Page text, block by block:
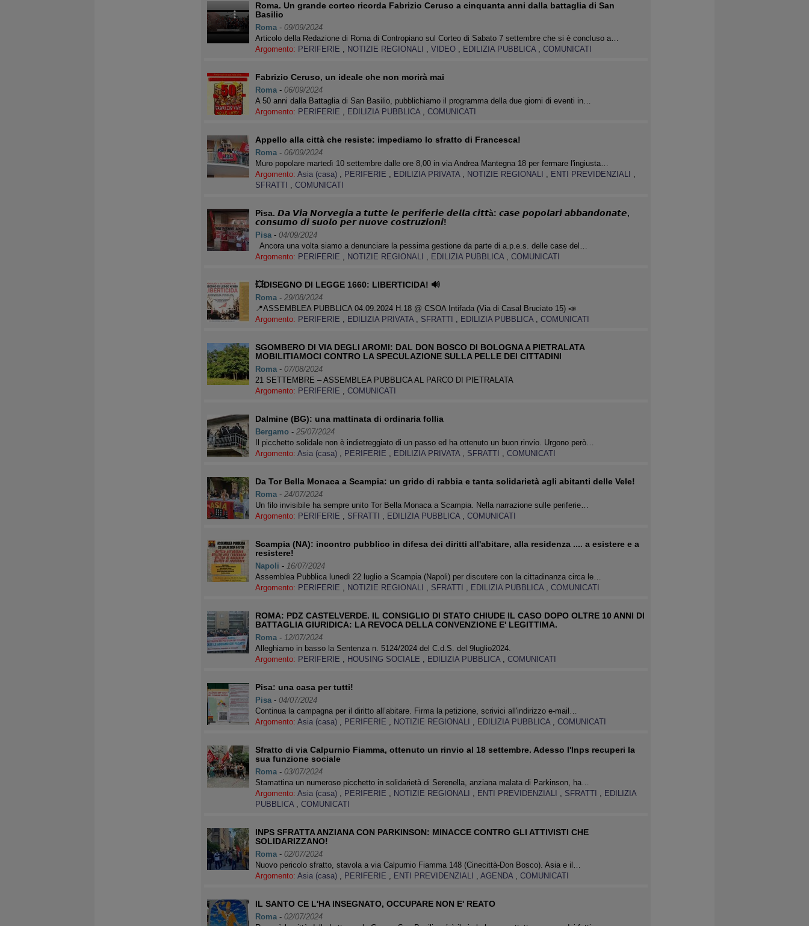
Roma. Un grande corteo ricorda Fabrizio Ceruso a cinquanta anni dalla battaglia di San
Basilio
Roma- 09/09/2024
Articolo della Redazione di Roma di Contropiano sul Corteo di Sabato 7 settembre che si è concluso a…
Argomento: PERIFERIE , NOTIZIE REGIONALI , VIDEO , EDILIZIA PUBBLICA , COMUNICATI
Fabrizio Ceruso, un ideale che non morirà mai
Roma- 06/09/2024
A 50 anni dalla Battaglia di San Basilio, pubblichiamo il programma della due giorni di eventi in…
Argomento: PERIFERIE , EDILIZIA PUBBLICA , COMUNICATI
Appello alla città che resiste: impediamo lo sfratto di Francesca!
Roma- 06/09/2024
Muro popolare martedì 10 settembre dalle ore 8,00 in via Andrea Mantegna 18 per fermare l'ingiusta…
Argomento: Asia (casa) , PERIFERIE , EDILIZIA PRIVATA , NOTIZIE REGIONALI , ENTI PREVIDENZIALI ,
SFRATTI , COMUNICATI
Pisa. 𝘿𝙖 𝙑𝙞𝙖 𝙉𝙤𝙧𝙫𝙚𝙜𝙞𝙖 𝙖 𝙩𝙪𝙩𝙩𝙚 𝙡𝙚 𝙥𝙚𝙧𝙞𝙛𝙚𝙧𝙞𝙚 𝙙𝙚𝙡𝙡𝙖 𝙘𝙞𝙩𝙩à: 𝙘𝙖𝙨𝙚 𝙥𝙤𝙥𝙤𝙡𝙖𝙧𝙞 𝙖𝙗𝙗𝙖𝙣𝙙𝙤𝙣𝙖𝙩𝙚,
𝙘𝙤𝙣𝙨𝙪𝙢𝙤 𝙙𝙞 𝙨𝙪𝙤𝙡𝙤 𝙥𝙚𝙧 𝙣𝙪𝙤𝙫𝙚 𝙘𝙤𝙨𝙩𝙧𝙪𝙯𝙞𝙤𝙣𝙞!
Pisa- 04/09/2024
Ancora una volta siamo a denunciare la pessima gestione da parte di a.p.e.s. delle case del…
Argomento: PERIFERIE , NOTIZIE REGIONALI , EDILIZIA PUBBLICA , COMUNICATI
💥DISEGNO DI LEGGE 1660: LIBERTICIDA! 🔊
Roma- 29/08/2024
📍ASSEMBLEA PUBBLICA 04.09.2024 H.18 @ CSOA Intifada (Via di Casal Bruciato 15) 📣
Argomento: PERIFERIE , EDILIZIA PRIVATA , SFRATTI , EDILIZIA PUBBLICA , COMUNICATI
SGOMBERO DI VIA DEGLI AROMI: DAL DON BOSCO DI BOLOGNA A PIETRALATA
MOBILITIAMOCI CONTRO LA SPECULAZIONE SULLA PELLE DEI CITTADINI
Roma- 07/08/2024
21 SETTEMBRE – ASSEMBLEA PUBBLICA AL PARCO DI PIETRALATA
Argomento: PERIFERIE , COMUNICATI
Dalmine (BG): una mattinata di ordinaria follia
Bergamo- 25/07/2024
Il picchetto solidale non è indietreggiato di un passo ed ha ottenuto un buon rinvio. Urgono però…
Argomento: Asia (casa) , PERIFERIE , EDILIZIA PRIVATA , SFRATTI , COMUNICATI
Da Tor Bella Monaca a Scampia: un grido di rabbia e tanta solidarietà agli abitanti delle Vele!
Roma- 24/07/2024
Un filo invisibile ha sempre unito Tor Bella Monaca a Scampia. Nella narrazione sulle periferie…
Argomento: PERIFERIE , SFRATTI , EDILIZIA PUBBLICA , COMUNICATI
Scampia (NA): incontro pubblico in difesa dei diritti all'abitare, alla residenza .... a esistere e a
resistere!
Napoli - 16/07/2024
Assemblea Pubblica lunedì 22 luglio a Scampia (Napoli) per discutere con la cittadinanza circa le…
Argomento: PERIFERIE , NOTIZIE REGIONALI , SFRATTI , EDILIZIA PUBBLICA , COMUNICATI
ROMA: PDZ CASTELVERDE. IL CONSIGLIO DI STATO CHIUDE IL CASO DOPO OLTRE 10 ANNI DI
BATTAGLIA GIURIDICA: LA REVOCA DELLA CONVENZIONE E' LEGITTIMA.
Roma- 12/07/2024
Alleghiamo in basso la Sentenza n. 5124/2024 del C.d.S. del 9luglio2024.
Argomento: PERIFERIE , HOUSING SOCIALE , EDILIZIA PUBBLICA , COMUNICATI
Pisa: una casa per tutti!
Pisa- 04/07/2024
Continua la campagna per il diritto all’abitare. Firma la petizione, scrivici all'indirizzo e-mail…
Argomento: Asia (casa) , PERIFERIE , NOTIZIE REGIONALI , EDILIZIA PUBBLICA , COMUNICATI
Sfratto di via Calpurnio Fiamma, ottenuto un rinvio al 18 settembre. Adesso l'Inps recuperi la
sua funzione sociale
Roma- 03/07/2024
Stamattina un numeroso picchetto in solidarietà di Serenella, anziana malata di Parkinson, ha…
Argomento: Asia (casa) , PERIFERIE , NOTIZIE REGIONALI , ENTI PREVIDENZIALI , SFRATTI , EDILIZIA
PUBBLICA , COMUNICATI
INPS SFRATTA ANZIANA CON PARKINSON: MINACCE CONTRO GLI ATTIVISTI CHE
SOLIDARIZZANO!
Roma- 02/07/2024
Nuovo pericolo sfratto, stavola a via Calpurnio Fiamma 148 (Cinecittà-Don Bosco). Asia e il…
Argomento: Asia (casa) , PERIFERIE , ENTI PREVIDENZIALI , AGENDA , COMUNICATI
IL SANTO CE L'HA INSEGNATO, OCCUPARE NON E' REATO
Roma- 02/07/2024